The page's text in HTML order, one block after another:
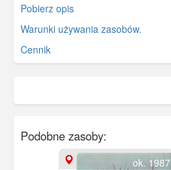
Pobierz opis
Warunki używania zasobów.
Cennik
Podobne zasoby:
ok. 1987